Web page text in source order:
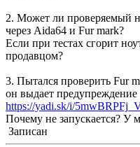
2. Может ли проверяемый
через Aida64 и Fur mark?
Если при тестах сгорит
продавцом?
3. Пытался проверить Fur
он выдает предупреждение
https://yadi.sk/i/
Почему не запускается? У
Записан